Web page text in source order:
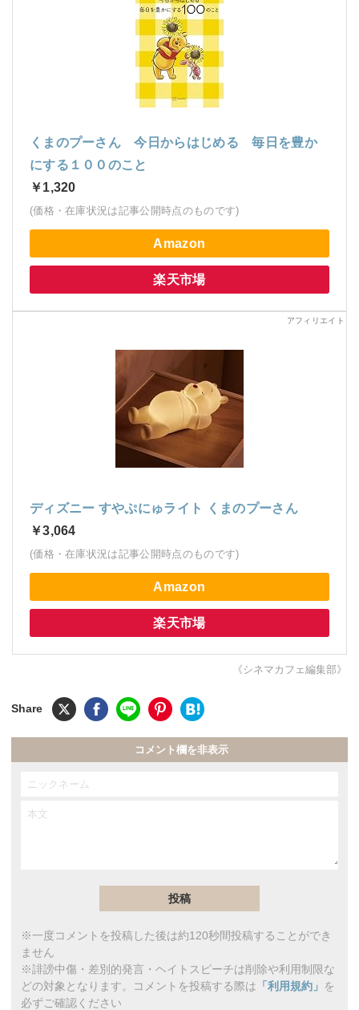
くまのプーさん 今日からはじめる 毎日を豊か
にする１００のこと
￥1,320
(価格・在庫状況は記事公開時点のものです)
Amazon
楽天市場
ディズニー すやぷにゅライト くまのプーさん
￥3,064
(価格・在庫状況は記事公開時点のものです)
Amazon
楽天市場
《シネマカフェ編集部》
コメント欄を非表示
※一度コメントを投稿した後は約120秒間投稿することができ
ません
※誹謗中傷・差別的発言・ヘイトスピーチは削除や利用制限な
どの対象となります。コメントを投稿する際は 「利用規約」 を
必ずご確認ください